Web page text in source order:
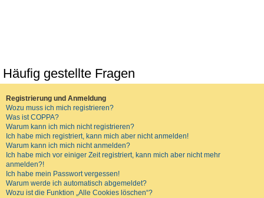
Häufig gestellte Fragen
Registrierung und Anmeldung
Wozu muss ich mich registrieren?
Was ist COPPA?
Warum kann ich mich nicht registrieren?
Ich habe mich registriert, kann mich aber nicht anmelden!
Warum kann ich mich nicht anmelden?
Ich habe mich vor einiger Zeit registriert, kann mich aber nicht mehr
anmelden?!
Ich habe mein Passwort vergessen!
Warum werde ich automatisch abgemeldet?
Wozu ist die Funktion „Alle Cookies löschen“?